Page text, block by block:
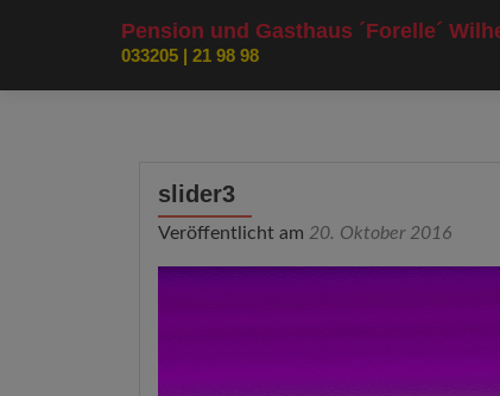
Pension und Gasthaus ´Forelle´
033205 | 21 98 98
slider3
Veröffentlicht am 20. Oktober 2016